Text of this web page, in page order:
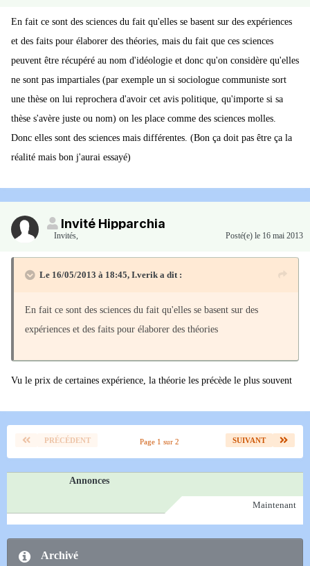
En fait ce sont des sciences du fait qu'elles se basent sur des expériences
et des faits pour élaborer des théories, mais du fait que ces sciences
peuvent être récupéré au nom d'idéologie et donc qu'on considère qu'elles
ne sont pas impartiales (par exemple un si sociologue communiste sort
une thèse on lui reprochera d'avoir cet avis politique, qu'importe si sa
thèse s'avère juste ou nom) on les place comme des sciences molles.
Donc elles sont des sciences mais différentes. (Bon ça doit pas être ça la
réalité mais bon j'aurai essayé)
Invité Hipparchia
Invités, Posté(e) le 16 mai 2013
Le 16/05/2013 à 18:45, I.verik a dit :
En fait ce sont des sciences du fait qu'elles se basent sur des
expériences et des faits pour élaborer des théories
Vu le prix de certaines expérience, la théorie les précède le plus souvent
PRÉCÉDENT SUIVANT
Page 1 sur 2
Annonces
Maintenant
Archivé